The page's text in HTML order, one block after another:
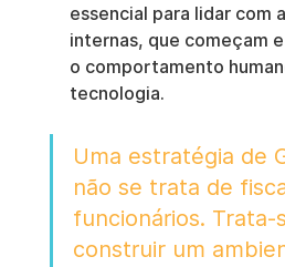
essencial para lidar com
internas, que começam
o comportamento
tecnologia.
Uma estratégia de
não se trata de
funcionários. Trata-
construir um